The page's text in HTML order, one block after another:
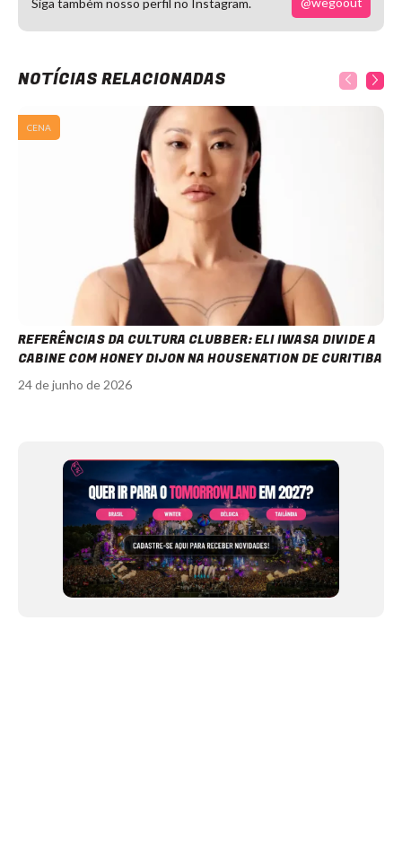
NOTÍCIAS RELACIONADAS
CENA
REFERÊNCIAS DA CULTURA CLUBBER: ELI IWASA DIVIDE A
CABINE COM HONEY DIJON NA HOUSENATION DE CURITIBA
24 de junho de 2026